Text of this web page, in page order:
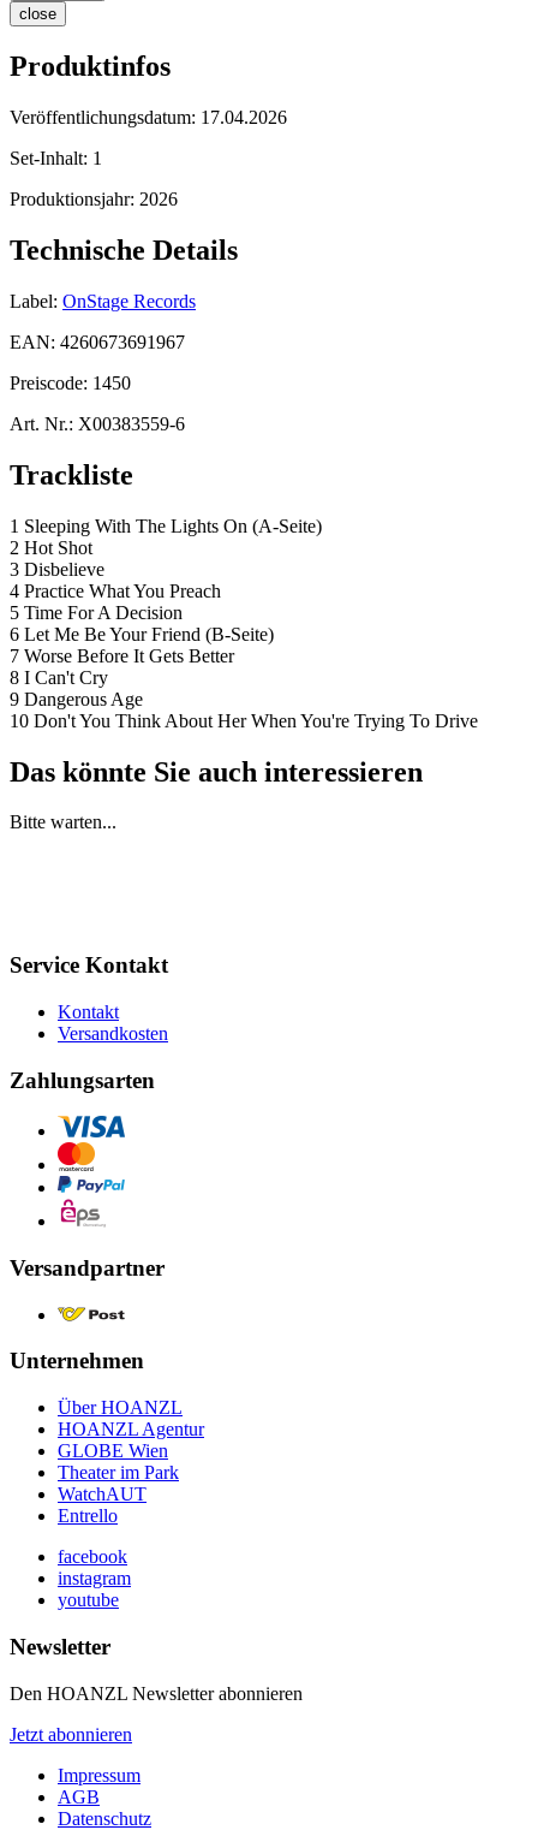
close
Produktinfos
Veröffentlichungsdatum: 17.04.2026
Set-Inhalt: 1
Produktionsjahr: 2026
Technische Details
Label: OnStage Records
EAN: 4260673691967
Preiscode: 1450
Art. Nr.: X00383559-6
Trackliste
1 Sleeping With The Lights On (A-Seite)
2 Hot Shot
3 Disbelieve
4 Practice What You Preach
5 Time For A Decision
6 Let Me Be Your Friend (B-Seite)
7 Worse Before It Gets Better
8 I Can't Cry
9 Dangerous Age
10 Don't You Think About Her When You're Trying To Drive
Das könnte Sie auch interessieren
Bitte warten...
Service Kontakt
Kontakt
Versandkosten
Zahlungsarten
Versandpartner
Unternehmen
Über HOANZL
HOANZL Agentur
GLOBE Wien
Theater im Park
WatchAUT
Entrello
facebook
instagram
youtube
Newsletter
Den HOANZL Newsletter abonnieren
Jetzt abonnieren
Impressum
AGB
Datenschutz